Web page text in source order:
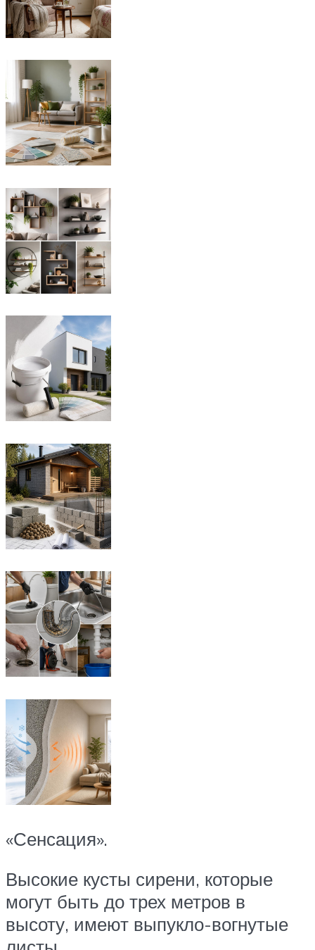
«Сенсация».
Высокие кусты сирени, которые
могут быть до трех метров в
высоту, имеют выпукло-вогнутые